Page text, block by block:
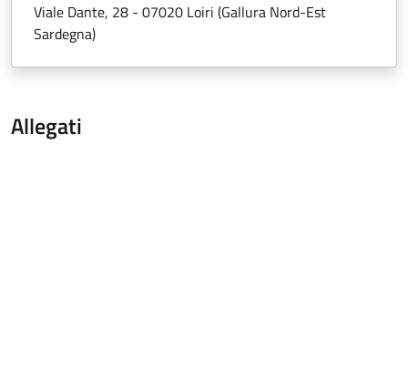
Viale Dante, 28 - 07020 Loiri (Gallura Nord-Est
Sardegna)
Allegati